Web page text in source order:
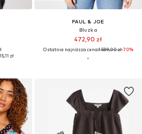
zł
PAUL & JOE
Bluzka
472,90 zł
Ostatnia najniższa cena:1 589,00 zł-70%